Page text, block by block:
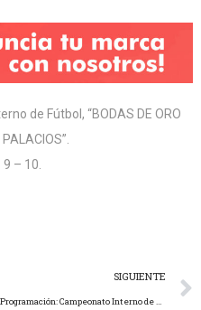
de Fútbol, “BODAS DE ORO
– 10.
SIGUIENTE
Programación: Campeonato Interno de Fútbol | Senior, Master, Super Master – Sexta Fecha.